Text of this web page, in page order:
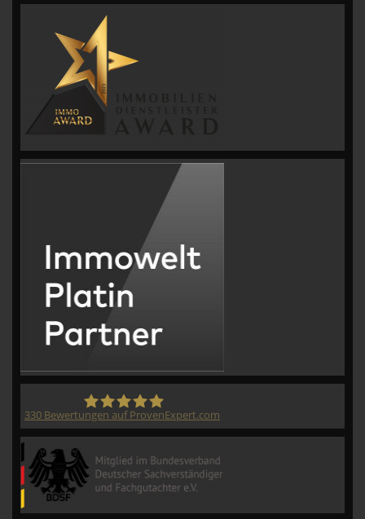
330 Bewertungen auf ProvenExpert.com